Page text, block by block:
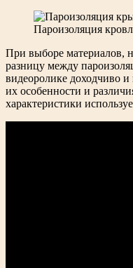
Пароизоляция
При выборе материалов,
разницу между
видеоролике доходчиво
их особенности и
характеристики